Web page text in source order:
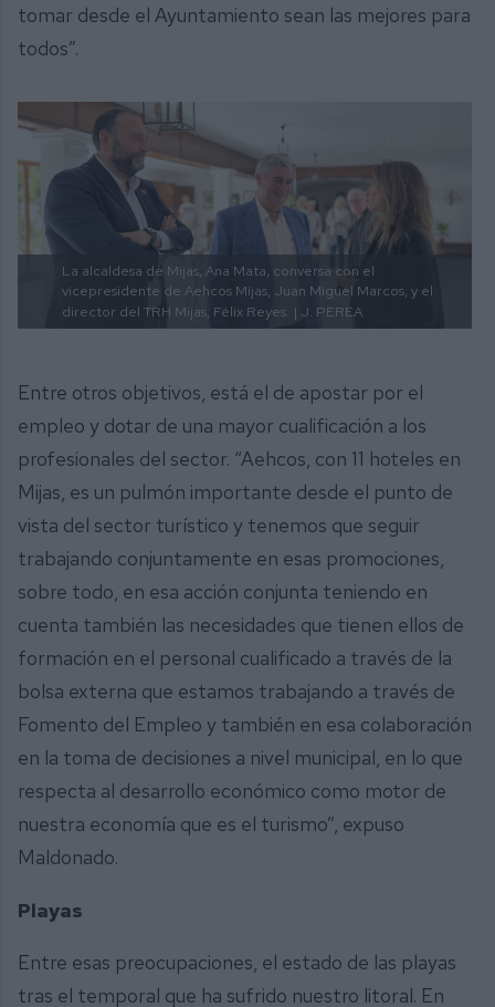
tomar desde el Ayuntamiento sean las mejores para
todos”.
La alcaldesa de Mijas, Ana Mata, conversa con el
vicepresidente de Aehcos Mijas, Juan Miguel Marcos, y el
director del TRH Mijas, Félix Reyes. | J. PEREA
Entre otros objetivos, está el de apostar por el
empleo y dotar de una mayor cualificación a los
profesionales del sector. “Aehcos, con 11 hoteles en
Mijas, es un pulmón importante desde el punto de
vista del sector turístico y tenemos que seguir
trabajando conjuntamente en esas promociones,
sobre todo, en esa acción conjunta teniendo en
cuenta también las necesidades que tienen ellos de
formación en el personal cualificado a través de la
bolsa externa que estamos trabajando a través de
Fomento del Empleo y también en esa colaboración
en la toma de decisiones a nivel municipal, en lo que
respecta al desarrollo económico como motor de
nuestra economía que es el turismo”, expuso
Maldonado.
Playas
Entre esas preocupaciones, el estado de las playas
tras el temporal que ha sufrido nuestro litoral. En